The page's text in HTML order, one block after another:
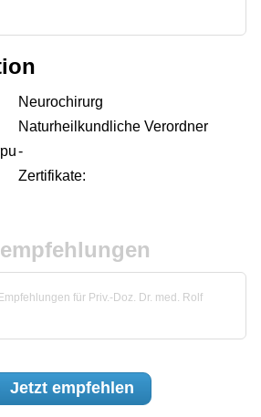
Neurochirurg
Naturheilkundliche Verordner
-
Zertifikate:
für Priv.-Doz. Dr. med. Rolf
Jetzt empfehlen